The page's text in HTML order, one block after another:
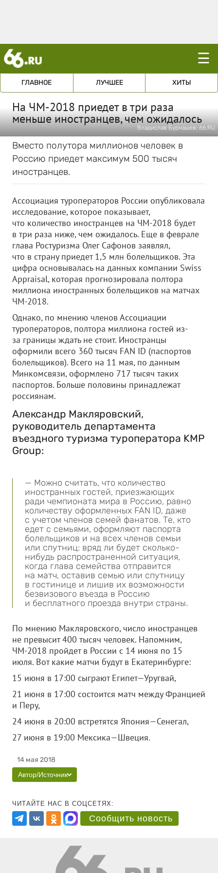
☰
ГЛАВНОЕ ЛУЧШЕЕ ХИТЫ
На ЧМ-2018 приедет в три раза
меньше иностранцев, чем ожидалось
Владислав Бурнашев; 66.RU
Вместо полутора миллионов человек в
Россию приедет максимум 500 тысяч
иностранцев.
Ассоциация туроператоров России опубликовала
исследование, которое показывает,
что количество иностранцев на ЧМ-2018 будет
в три раза ниже, чем ожидалось. Еще в феврале
глава Ростуризма Олег Сафонов заявлял,
что в страну приедет 1,5 млн болельщиков. Эта
цифра основывалась на данных компании Swiss
Appraisal, которая прогнозировала полтора
миллиона иностранных болельщиков на матчах
ЧМ-2018.
Однако, по мнению членов Ассоциации
туроператоров, полтора миллиона гостей из-
за границы ждать не стоит. Иностранцы
оформили всего 360 тысяч FAN ID (паспортов
болельщиков). Всего на 11 мая, по данным
Минкомсвязи, оформлено 717 тысяч таких
паспортов. Больше половины принадлежат
россиянам.
Александр Макляровский,
руководитель департамента
въездного туризма туроператора KMP
Group:
— Можно считать, что количество
иностранных гостей, приезжающих
ради чемпионата мира в Россию, равно
количеству оформленных FAN ID, даже
с учетом членов семей фанатов. Те, кто
едет с семьями, оформляют паспорта
болельщиков и на всех членов семьи
или спутниц: вряд ли будет сколько-
нибудь распространенной ситуация,
когда глава семейства отправится
на матч, оставив семью или спутницу
в гостинице и лишив их возможности
безвизового въезда в Россию
и бесплатного проезда внутри страны.
По мнению Макляровского, число иностранцев
не превысит 400 тысяч человек. Напомним,
ЧМ-2018 пройдет в России с 14 июня по 15
июля. Вот какие матчи будут в Екатеринбурге:
15 июня в 17:00 сыграют Египет—Уругвай,
21 июня в 17:00 состоится матч между Францией
и Перу,
24 июня в 20:00 встретятся Япония—Сенегал,
27 июня в 19:00 Мексика—Швеция.
14 мая 2018
Автор/Источник
ЧИТАЙТЕ НАС В СОЦСЕТЯХ:
Сообщить новость